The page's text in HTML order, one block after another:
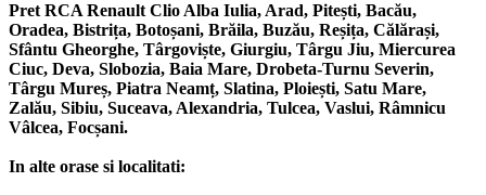
Pret RCA Renault Clio Alba Iulia, Arad, Pitești, Bacău,
Oradea, Bistrița, Botoșani, Brăila, Buzău, Reșița, Călărași,
Sfântu Gheorghe, Târgoviște, Giurgiu, Târgu Jiu, Miercurea
Ciuc, Deva, Slobozia, Baia Mare, Drobeta-Turnu Severin,
Târgu Mureș, Piatra Neamț, Slatina, Ploiești, Satu Mare,
Zalău, Sibiu, Suceava, Alexandria, Tulcea, Vaslui, Râmnicu
Vâlcea, Focșani.
In alte orase si localitati: